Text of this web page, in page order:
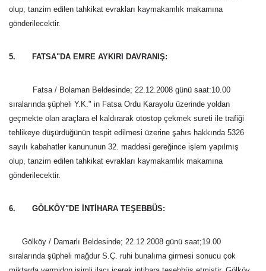
olup, tanzim edilen tahkikat evrakları kaymakamlık makamına
gönderilecektir.
5. FATSA"DA EMRE AYKIRI DAVRANIŞ:
Fatsa / Bolaman Beldesinde; 22.12.2008 günü saat:10.00
sıralarında şüpheli Y.K." in Fatsa Ordu Karayolu üzerinde yoldan
geçmekte olan araçlara el kaldırarak otostop çekmek sureti ile trafiği
tehlikeye düşürdüğünün tespit edilmesi üzerine şahıs hakkında 5326
sayılı kabahatler kanununun 32. maddesi gereğince işlem yapılmış
olup, tanzim edilen tahkikat evrakları kaymakamlık makamına
gönderilecektir.
6. GÖLKÖY"DE İNTİHARA TEŞEBBÜS:
Gölköy / Damarlı Beldesinde; 22.12.2008 günü saat;19.00
sıralarında şüpheli mağdur S.Ç. ruhi bunalıma girmesi sonucu çok